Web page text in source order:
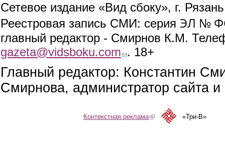
Сетевое издание «Вид сбоку», г.
Реестровая запись СМИ: серия ЭЛ №
главный редактор - Смирнов К.М.
gazeta@vidsboku.com (link sends e-mail)
. 18+
Главный редактор: Константин
Смирнова, администратор сайта
Контекстная реклама(link is external)«Три-В»